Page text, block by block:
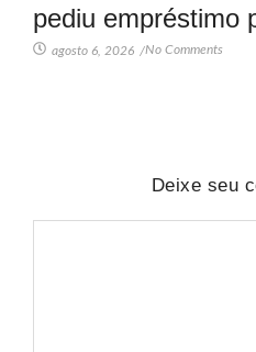
pediu empréstimo
agosto 6, 2026 /No Comments
Deixe seu